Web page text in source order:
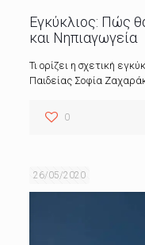
Εγκύκλιος: Πώς
και Νηπιαγωγεία
Τι ορίζει η σχετική
Παιδείας Σοφία
0
26/05/2020